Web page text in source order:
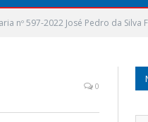
nº 597-2022 José Pedro da Silva
0